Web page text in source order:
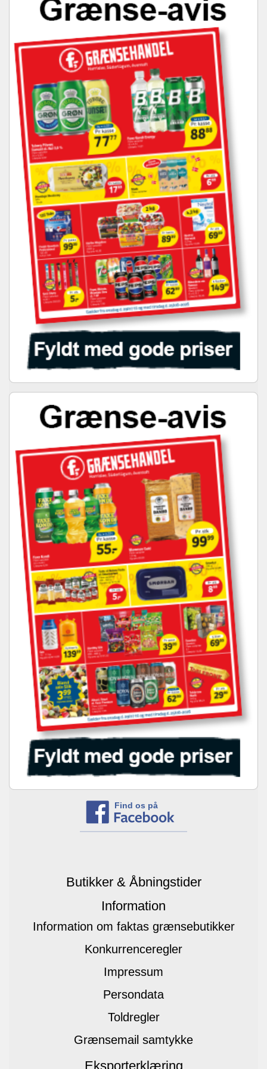
Find os på
Butikker & Åbningstider
Information
Information om faktas grænsebutikker
Konkurrenceregler
Impressum
Persondata
Toldregler
Grænsemail samtykke
Eksporterklæring